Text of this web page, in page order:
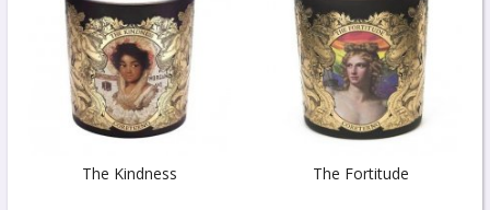
The Kindness The Fortitude